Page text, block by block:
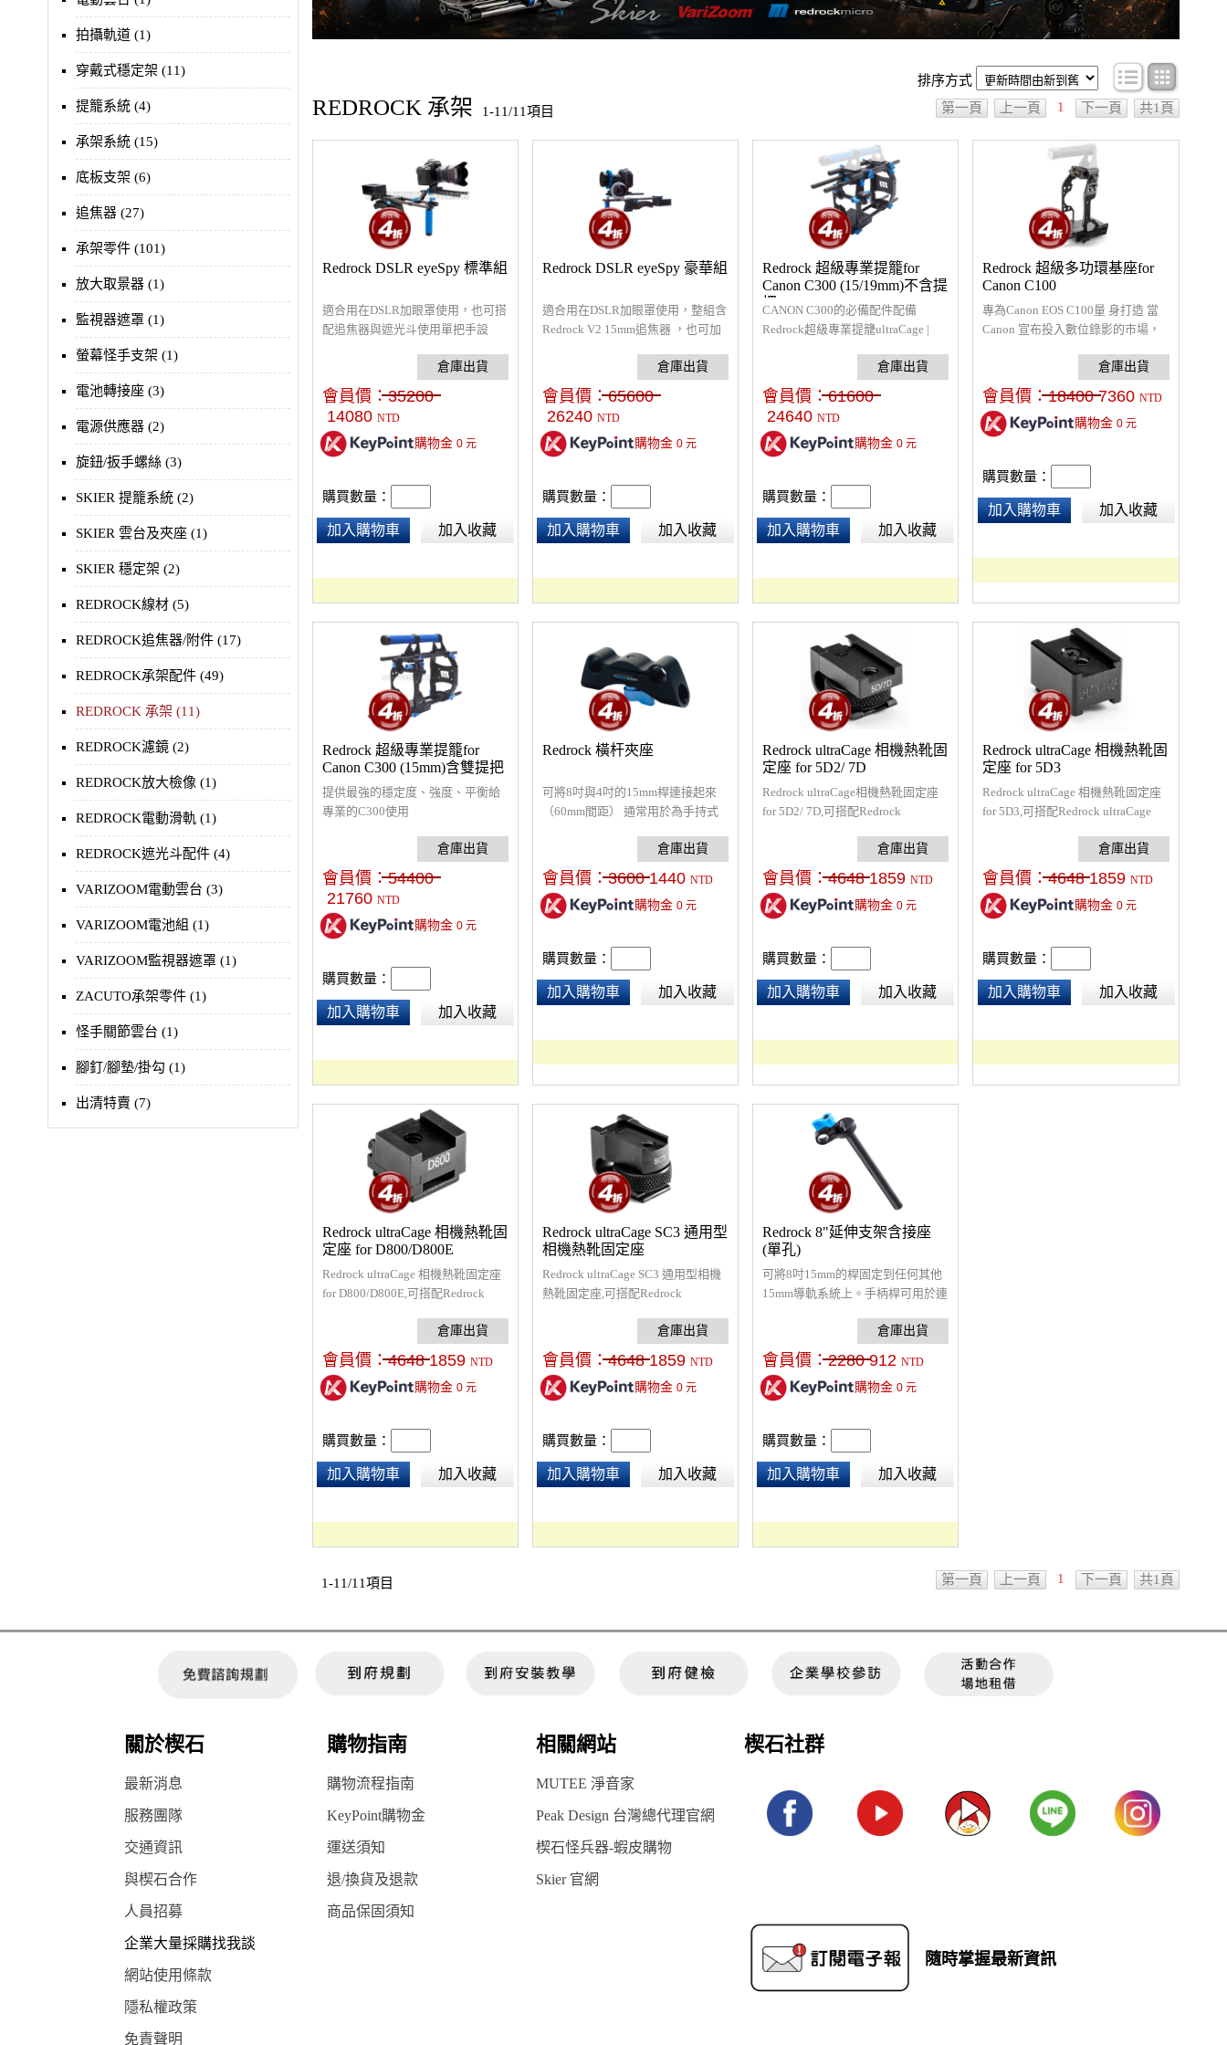
拍攝軌道 (1)
穿戴式穩定架 (11)
提籠系統 (4)
承架系統 (15)
底板支架 (6)
追焦器 (27)
承架零件 (101)
放大取景器 (1)
監視器遮罩 (1)
螢幕怪手支架 (1)
電池轉接座 (3)
電源供應器 (2)
旋鈕/扳手螺絲 (3)
SKIER 提籠系統 (2)
SKIER 雲台及夾座 (1)
SKIER 穩定架 (2)
REDROCK線材 (5)
REDROCK追焦器/附件 (17)
REDROCK承架配件 (49)
REDROCK 承架 (11)
REDROCK濾鏡 (2)
REDROCK放大檢像 (1)
REDROCK電動滑軌 (1)
REDROCK遮光斗配件 (4)
VARIZOOM電動雲台 (3)
VARIZOOM電池組 (1)
VARIZOOM監視器遮罩 (1)
ZACUTO承架零件 (1)
怪手關節雲台 (1)
腳釘/腳墊/掛勾 (1)
出清特賣 (7)
排序方式
條目顯示
REDROCK 承架 1-11/11項目 第一頁 上一頁 1 下一頁 共1頁
Redrock DSLR eyeSpy 標準組
適合用在DSLR加眼罩使用，也可搭
配追焦器與遮光斗使用單把手設
會員價：35200
14080 NTD
購物金 0元
購買數量：
加入購物車 加入收藏
Redrock DSLR eyeSpy 豪華組
適合用在DSLR加眼罩使用，整組含
Redrock V2 15mm追焦器 ，也可加
使拍攝更加平衡穩定。
會員價：65600
26240 NTD
購物金 0元
購買數量：
加入購物車 加入收藏
Redrock 超級專業提籠for
Canon C300 (15/19mm)不含提
把
CANON C300的必備配件配備
Redrock超級專業提籠ultraCage |
使C300及C500 可以輕易的上腳
架，軌道車，或穩定器，並可添加
其他專業影視製作所需的附件。※
本產品為客製預定商品，須先付
款，約2~4週到貨，非產品瑕疵不可
交期或取消訂單。※詳細功能請來
電詢問或參閱「原廠說名書」。
會員價：61600
24640 NTD
購物金 0元
購買數量：
加入購物車 加入收藏
Redrock 超級多功環基座for
Canon C100
專為Canon EOS C100量 身打造 當
Canon 宣布投入數位錄影的市場，
為C100設計高品質、耐重的的承架
系統。 Redrock's ultraCage | Black™
提 供了穩固、輕量化及獨家設計可
添加其他攝錄影附件，讓您可以更
會員價：18400 7360 NTD
購物金 0元
購買數量：
加入購物車 加入收藏
Redrock 超級專業提籠for
Canon C300 (15mm)含雙提把
提供最強的穩定度、強度、平衡給
專業的C300使用
會員價：54400
21760 NTD
購物金 0元
購買數量：
加入購物車 加入收藏
Redrock 橫杆夾座
可將8吋與4吋的15mm桿連接起來
（60mm間距） 通常用於為手持式
會員價：3600 1440 NTD
購物金 0元
購買數量：
加入購物車 加入收藏
Redrock ultraCage 相機熱靴固
定座 for 5D2/ 7D
Redrock ultraCage相機熱靴固定座
for 5D2/ 7D,可搭配Redrock
會員價：4648 1859 NTD
購物金 0元
購買數量：
加入購物車 加入收藏
Redrock ultraCage 相機熱靴固
定座 for 5D3
Redrock ultraCage 相機熱靴固定座
for 5D3,可搭配Redrock ultraCage
會員價：4648 1859 NTD
購物金 0元
購買數量：
加入購物車 加入收藏
Redrock ultraCage 相機熱靴固
定座 for D800/D800E
Redrock ultraCage 相機熱靴固定座
for D800/D800E,可搭配Redrock
會員價：4648 1859 NTD
購物金 0元
購買數量：
加入購物車 加入收藏
Redrock ultraCage SC3 通用型
相機熱靴固定座
Redrock ultraCage SC3 通用型相機
熱靴固定座,可搭配Redrock
會員價：4648 1859 NTD
購物金 0元
購買數量：
加入購物車 加入收藏
Redrock 8"延伸支架含接座
(單孔)
可將8吋15mm的桿固定到任何其他
15mm導軌系統上。手柄桿可用於連
會員價：2280 912 NTD
購物金 0元
購買數量：
加入購物車 加入收藏
1-11/11項目 第一頁 上一頁 1 下一頁 共1頁
關於楔石 購物指南 相關網站 楔石社群
最新消息 購物流程指南 MUTEE 淨音家
服務團隊 KeyPoint購物金 Peak Design 台灣總代理官網
交通資訊 運送須知 楔石怪兵器-蝦皮購物
與楔石合作 退/換貨及退款 Skier 官網
隨時掌握最新資訊
人員招募 商品保固須知
企業大量採購找我談
網站使用條款
隱私權政策
免責聲明